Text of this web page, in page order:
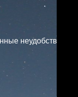
неудобства